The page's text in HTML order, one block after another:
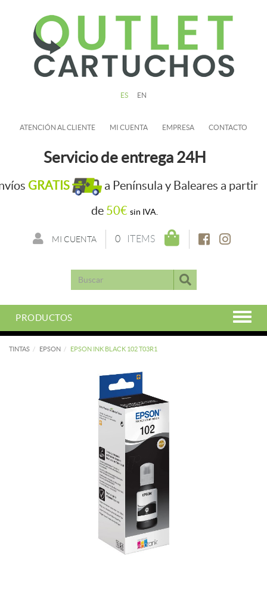
ES EN
ATENCIÓN AL CLIENTE MI CUENTA EMPRESA CONTACTO
Servicio de entrega 24H
GRATIS
a Península y Baleares a partir
de 50€ sin IVA.
0 ITEMS
MI CUENTA
PRODUCTOS
TINTAS EPSON EPSON INK BLACK 102 T03R1